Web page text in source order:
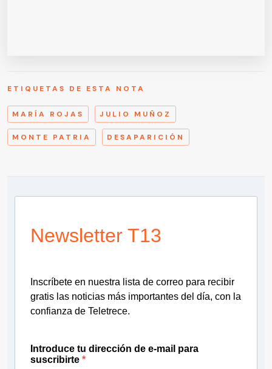
ETIQUETAS DE ESTA NOTA
MARÍA ROJAS JULIO MUÑOZ
MONTE PATRIA DESAPARICIÓN
Newsletter T13
Inscríbete en nuestra lista de correo para recibir
gratis las noticias más importantes del día, con la
confianza de Teletrece.
Introduce tu dirección de e-mail para
suscribirte